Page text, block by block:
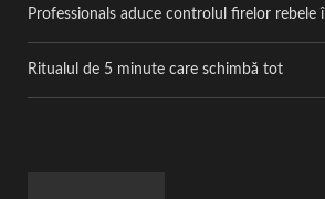
Professionals aduce controlul firelor rebele
Ritualul de 5 minute care schimbă tot